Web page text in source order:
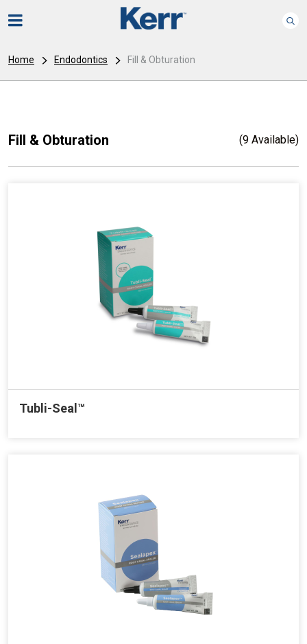
Home Endodontics Fill & Obturation
Fill & Obturation (9 Available)
Tubli-Seal™